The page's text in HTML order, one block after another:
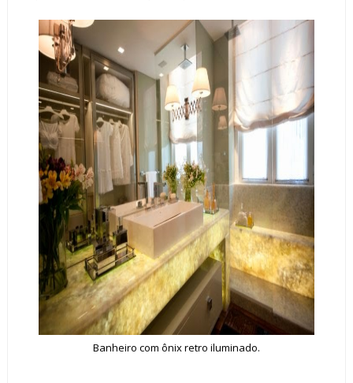
Banheiro com ônix retro iluminado.